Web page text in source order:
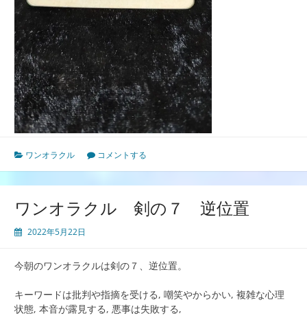
ワンオラクル コメントする
ワンオラクル 剣の７ 逆位置
2022年5月22日
今朝のワンオラクルは剣の７、逆位置。
キーワードは批判や指摘を受ける, 嘲笑やからかい, 複雑な心理
状態, 本音が露見する, 悪事は失敗する,